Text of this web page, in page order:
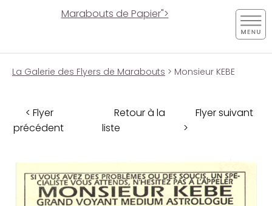
Marabouts de Papier">
La Galerie des Flyers de Marabouts > Monsieur KEBE
< Flyer
précédent
Retour à la
liste
Flyer suivant
>